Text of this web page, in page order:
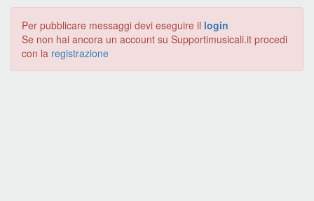
Per pubblicare messaggi devi eseguire il login
Se non hai ancora un account su Supportimusicali.it procedi
con la registrazione